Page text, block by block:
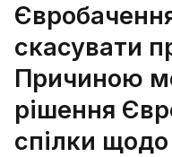
скасувати
Причиною
рішення
спілки щодо